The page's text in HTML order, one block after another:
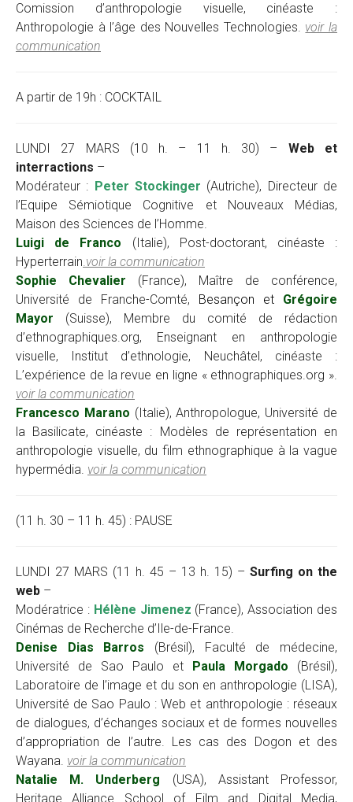
Comission d’anthropologie visuelle, cinéaste :
Anthropologie à l’âge des Nouvelles Technologies. voir la
communication
A partir de 19h : COCKTAIL
LUNDI 27 MARS (10 h. – 11 h. 30) – Web et
interractions –
Modérateur : Peter Stockinger (Autriche), Directeur de
l’Equipe Sémiotique Cognitive et Nouveaux Médias,
Maison des Sciences de l’Homme.
Luigi de Franco (Italie), Post-doctorant, cinéaste :
Hyperterrain.voir la communication
Sophie Chevalier (France), Maître de conférence,
Université de Franche-Comté, Besançon et Grégoire
Mayor (Suisse), Membre du comité de rédaction
d’ethnographiques.org, Enseignant en anthropologie
visuelle, Institut d’ethnologie, Neuchâtel, cinéaste :
L’expérience de la revue en ligne « ethnographiques.org ».
voir la communication
Francesco Marano (Italie), Anthropologue, Université de
la Basilicate, cinéaste : Modèles de représentation en
anthropologie visuelle, du film ethnographique à la vague
hypermédia. voir la communication
(11 h. 30 – 11 h. 45) : PAUSE
LUNDI 27 MARS (11 h. 45 – 13 h. 15) – Surfing on the
web –
Modératrice : Hélène Jimenez (France), Association des
Cinémas de Recherche d’Ile-de-France.
Denise Dias Barros (Brésil), Faculté de médecine,
Université de Sao Paulo et Paula Morgado (Brésil),
Laboratoire de l’image et du son en anthropologie (LISA),
Université de Sao Paulo : Web et anthropologie : réseaux
de dialogues, d’échanges sociaux et de formes nouvelles
d’appropriation de l’autre. Les cas des Dogon et des
Wayana. voir la communication
Natalie M. Underberg
(USA), Assistant Professor,
Heritage Alliance School of Film and Digital Media,